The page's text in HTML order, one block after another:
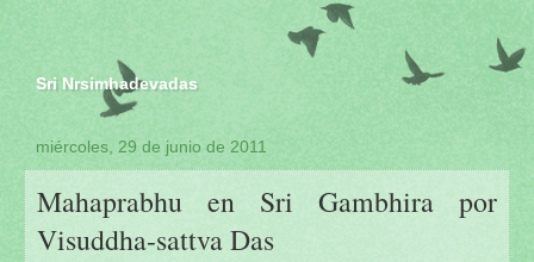
Sri Nrsimhadevadas
miércoles, 29 de junio de 2011
Mahaprabhu en Sri Gambhira por
Visuddha-sattva Das